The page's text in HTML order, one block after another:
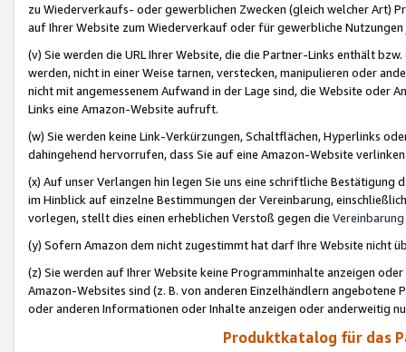
zu Wiederverkaufs- oder gewerblichen Zwecken (gleich welcher Art)
auf Ihrer Website zum Wiederverkauf oder für gewerbliche
(v) Sie werden die URL Ihrer Website, die die Partner-Links enthält
werden, nicht in einer Weise tarnen, verstecken, manipulieren oder
nicht mit angemessenem Aufwand in der Lage sind, die Website oder
Links eine Amazon-Website aufruft.
(w) Sie werden keine Link-Verkürzungen, Schaltflächen, Hyperlinks
dahingehend hervorrufen, dass Sie auf eine Amazon-Website
(x) Auf unser Verlangen hin legen Sie uns eine schriftliche
im Hinblick auf einzelne Bestimmungen der Vereinbarung,
vorlegen, stellt dies einen erheblichen Verstoß gegen die Vereinbarung
(y) Sofern Amazon dem nicht zugestimmt hat darf Ihre Website nicht
(z) Sie werden auf Ihrer Website keine Programminhalte anzeigen
Amazon-Websites sind (z. B. von anderen Einzelhändlern
oder anderen Informationen oder Inhalte anzeigen oder anderweitig
Produktkatalog für das